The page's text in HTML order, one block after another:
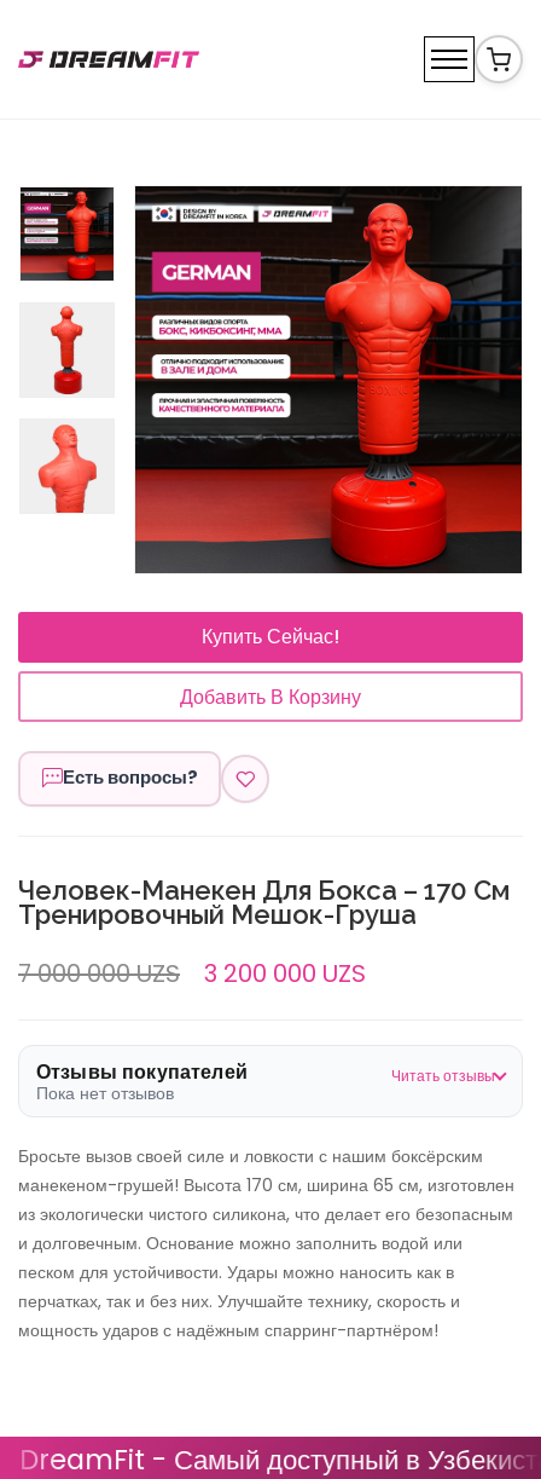
Отзывы покупателей
Пока нет отзывов
Читать отзывы
Купить Сейчас!
Добавить В Корзину
Есть вопросы?
Человек-Манекен Для Бокса – 170 См
Тренировочный Мешок-Груша
7 000 000 UZS 3 200 000 UZS
Бросьте вызов своей силе и ловкости с нашим боксёрским
манекеном-грушей! Высота 170 см, ширина 65 см, изготовлен
из экологически чистого силикона, что делает его безопасным
и долговечным. Основание можно заполнить водой или
песком для устойчивости. Удары можно наносить как в
перчатках, так и без них. Улучшайте технику, скорость и
мощность ударов с надёжным спарринг-партнёром!
- Самый доступный в